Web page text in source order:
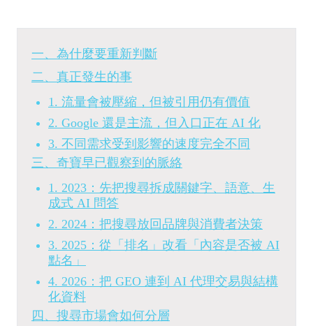
一、為什麼要重新判斷
二、真正發生的事
1. 流量會被壓縮，但被引用仍有價值
2. Google 還是主流，但入口正在 AI 化
3. 不同需求受到影響的速度完全不同
三、奇寶早已觀察到的脈絡
1. 2023：先把搜尋拆成關鍵字、語意、生
成式 AI 問答
2. 2024：把搜尋放回品牌與消費者決策
3. 2025：從「排名」改看「內容是否被 AI
點名」
4. 2026：把 GEO 連到 AI 代理交易與結構
化資料
四、搜尋市場會如何分層